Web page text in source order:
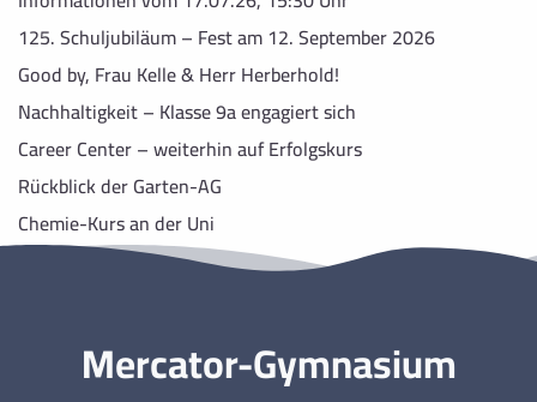
125. Schuljubiläum – Fest am 12. September 2026
Good by, Frau Kelle & Herr Herberhold!
Nachhaltigkeit – Klasse 9a engagiert sich
Career Center – weiterhin auf Erfolgskurs
Rückblick der Garten-AG
Chemie-Kurs an der Uni
Mercator-Gymnasium